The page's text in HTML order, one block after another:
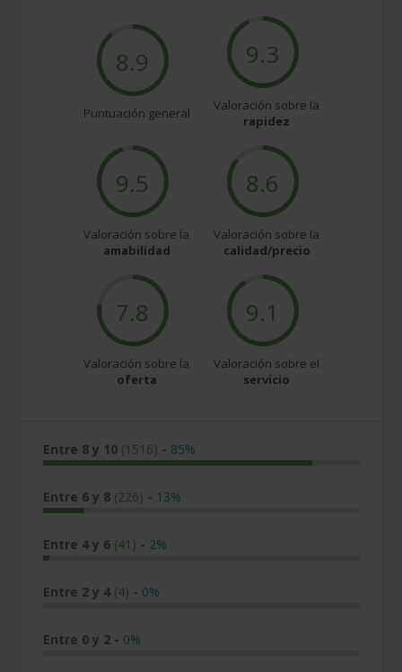
8.9
Puntuación general
9.3
Valoración sobre la
rapidez
9.5
Valoración sobre la
amabilidad
8.6
Valoración sobre la
calidad/precio
7.8
Valoración sobre la
oferta
9.1
Valoración sobre el
servicio
Entre 8 y 10 (1516) - 85%
Entre 6 y 8 (226) - 13%
Entre 4 y 6 (41) - 2%
Entre 2 y 4 (4) - 0%
Entre 0 y 2 - 0%